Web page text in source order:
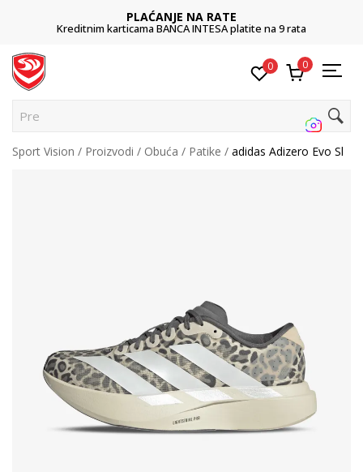
PLAĆANJE NA RATE
Kreditnim karticama BANCA INTESA platite na 9 rata
0 0
Pretra
Sport Vision Proizvodi Obuća Patike adidas Adizero Evo Sl